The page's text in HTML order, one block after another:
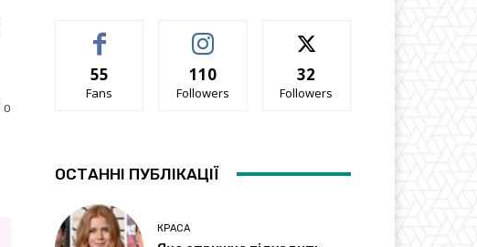
0
55
Fans
110
Followers
32
Followers
ОСТАННІ ПУБЛІКАЦІЇ
КРАСА